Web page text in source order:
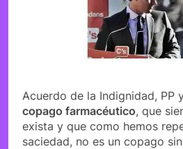
Acuerdo de la Indignidad, PP
copago farmacéutico, que
exista y que como hemos
saciedad, no es un copago